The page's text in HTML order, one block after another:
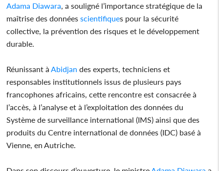
Adama Diawara , a souligné l’importance stratégique de la
maîtrise des données scientifiques pour la sécurité
collective, la prévention des risques et le développement
durable.
Réunissant à Abidjan des experts, techniciens et
responsables institutionnels issus de plusieurs pays
francophones africains, cette rencontre est consacrée à
l’accès, à l’analyse et à l’exploitation des données du
Système de surveillance international (IMS) ainsi que des
produits du Centre international de données (IDC) basé à
Vienne, en Autriche.